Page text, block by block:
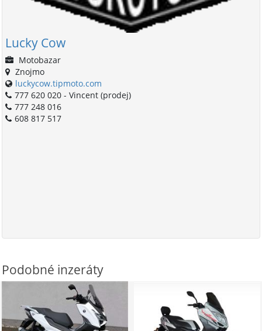
Lucky Cow
Motobazar
Znojmo
luckycow.tipmoto.com
777 620 020 - Vincent (prodej)
777 248 016
608 817 517
Podobné inzeráty